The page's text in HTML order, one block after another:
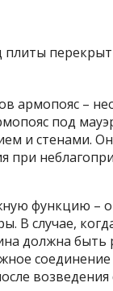
армопояс –
под
и стенами.
функцию –
В случае,
должна